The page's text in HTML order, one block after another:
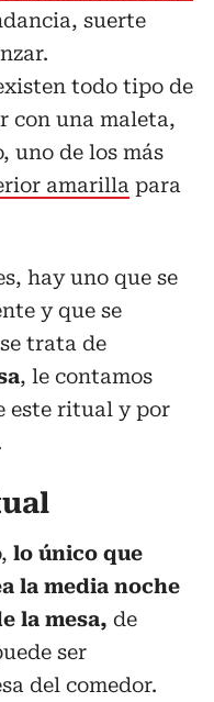
suerte
todo tipo de
con una maleta,
uno de los más
amarilla para
hay uno que se
y que se
trata de
, le contamos
este ritual y por
lo único que
la media noche
la mesa, de
ser
del comedor.